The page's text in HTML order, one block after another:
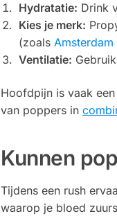
Hydratatie: Drink
Kies je merk:
(zoalsAmsterdam
Ventilatie:
Hoofdpijn is vaak
van poppers in
Kunnen
Tijdens een rush
waarop je bloed